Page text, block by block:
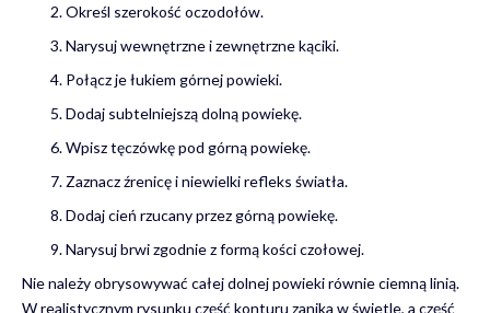
Określ szerokość oczodołów.
Narysuj wewnętrzne i zewnętrzne kąciki.
Połącz je łukiem górnej powieki.
Dodaj subtelniejszą dolną powiekę.
Wpisz tęczówkę pod górną powiekę.
Zaznacz źrenicę i niewielki refleks światła.
Dodaj cień rzucany przez górną powiekę.
Narysuj brwi zgodnie z formą kości czołowej.
Nie należy obrysowywać całej dolnej powieki równie ciemną linią.
W realistycznym rysunku część konturu zanika w świetle, a część